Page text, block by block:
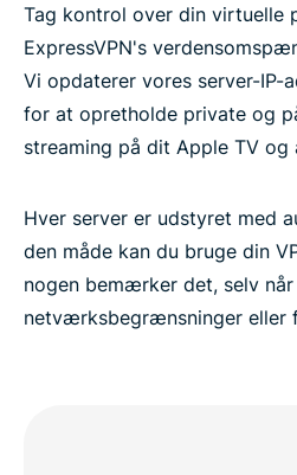
Tag kontrol over din virtuelle
ExpressVPN's
Vi opdaterer vores server-IP-
for at opretholde private og
streaming på dit Apple TV og
Hver server er udstyret med
den måde kan du bruge din
nogen bemærker det, selv
netværksbegrænsninger eller